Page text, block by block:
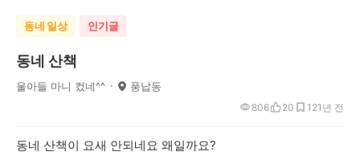
동네 일상 인기글
동네 산책
울아들 마니 컸네^^ 풍납동
1년 전
806 20 12
동네 산책이 요새 안되네요 왜일까요?